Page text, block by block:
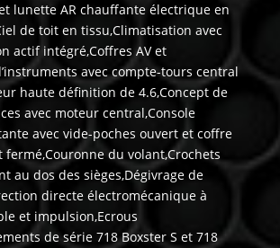
lunette AR chauffante électrique en
de toit en tissu,Climatisation avec
actif intégré,Coffres AV et
avec compte-tours central
haute définition de 4.6,Concept de
avec moteur central,Console
avec vide-poches ouvert et coffre
du volant,Crochets
au dos des sièges,Dégivrage de
directe électromécanique à
et impulsion,Ecrous
de série 718 Boxster S et 718